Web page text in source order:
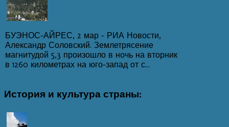
БУЭНОС-АЙРЕС, 2 мар - РИА Новости,
Александр Соловский. Землетрясение
магнитудой 5,3 произошло в ночь на вторник
в 1260 километрах на юго-запад от с...
История и культура страны: